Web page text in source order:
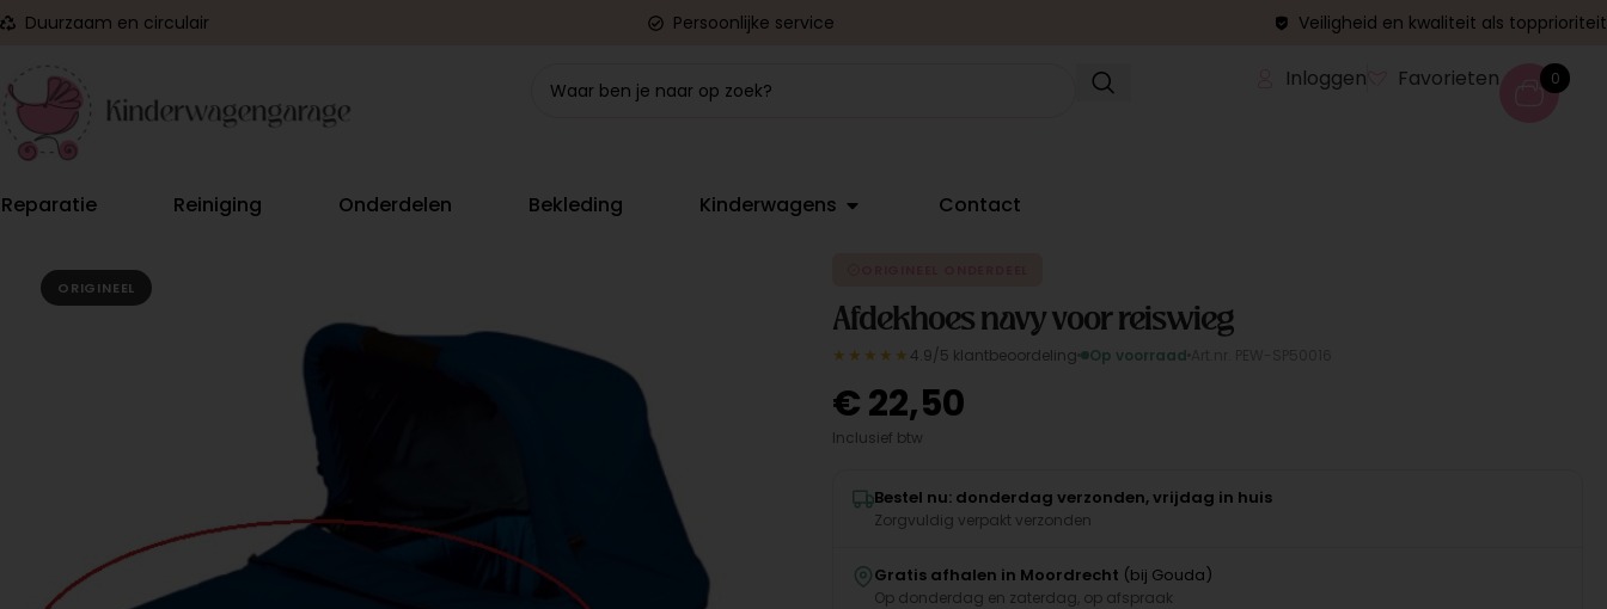
Duurzaam en circulair Persoonlijke service Veiligheid en kwaliteit als topprioriteit
Inloggen Favorieten 0
Reparatie Reiniging Onderdelen Bekleding Kinderwagens Contact
ORIGINEEL
Afdekhoes navy voor reiswieg
★★★★★ 4.9/5 klantbeoordeling Op voorraad
€22,50
Inclusief btw
Bestel nu: donderdag verzonden, vrijdag in huis
Zorgvuldig verpakt verzonden
Gratis afhalen in Moordrecht (bij Gouda)
Op donderdag en zaterdag, op afspraak